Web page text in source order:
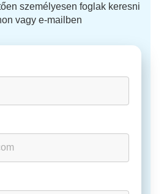
személyesen foglak keresni
vagy e-mailben